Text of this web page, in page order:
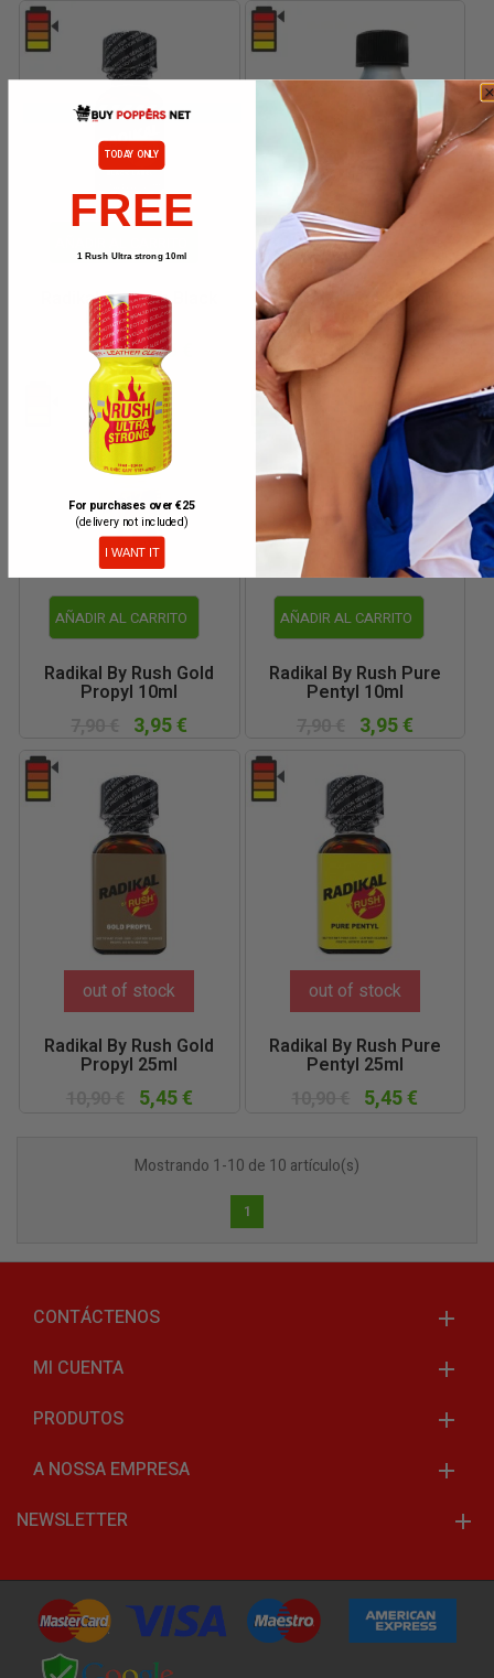
Radikal By Rush Black
Label 25ml
10,90 € 5,45 €
AÑADIR AL CARRITO
Radikal By Rush Black
Label 30ml
11,90 € 5,95 €
AÑADIR AL CARRITO
Radikal By Rush Gold
Propyl 10ml
3,95 €
AÑADIR AL CARRITO
Radikal By Rush Pure
Pentyl 10ml
3,95 €
out of stock
Radikal By Rush Gold
Propyl 25ml
5,45 €
out of stock
Radikal By Rush Pure
Pentyl 25ml
5,45 €
Mostrando 1-10 de 10 artículo(s)
1
CONTÁCTENOS
MI CUENTA
PRODUTOS
A NOSSA EMPRESA
NEWSLETTER
TODAY ONLY
FREE
1 Rush Ultra strong 10ml
For purchases over €25
(delivery not included)
I WANT IT